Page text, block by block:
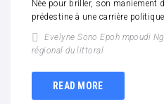
Née pour briller, son maniement
prédestine à une carrière
Evelyne Sono Epoh mpoudi
régional du littoral
READ MORE